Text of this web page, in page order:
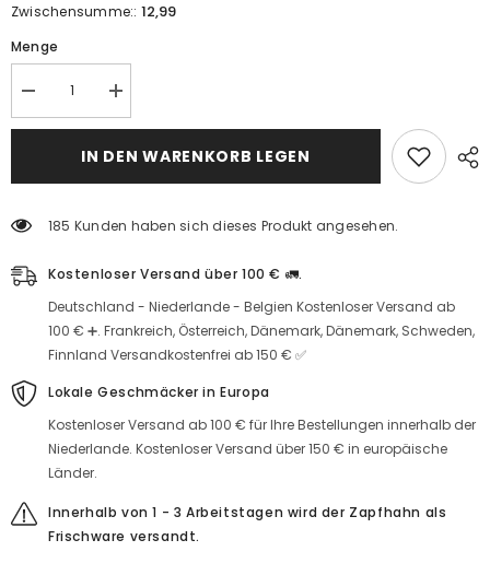
Zwischensumme:: 12,99
Menge
Sandaloz
sakızlı
elma
için
Sandaloz
sakızlı
elma
sirkesi
500mlç
için
IN DEN WARENKORB LEGEN
185 Kunden haben sich dieses Produkt angesehen.
Kostenloser Versand über 100 € 🚛.
Deutschland - Niederlande - Belgien Kostenloser Versand ab
100 € ➕. Frankreich, Österreich, Dänemark, Dänemark, Schweden,
Finnland Versandkostenfrei ab 150 € ✅
Lokale Geschmäcker in Europa
Kostenloser Versand ab 100 € für Ihre Bestellungen innerhalb der
Niederlande. Kostenloser Versand über 150 € in europäische
Länder.
Innerhalb von 1 - 3 Arbeitstagen wird der Zapfhahn als
Frischware versandt.